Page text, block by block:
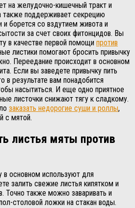
на желудочно-кишечный тракт и
также поддерживает секрецию
борется со вздутием живота и
за счет своих фитонцидов. Вы
в качестве первой помощи против
листики помогают бросить привычку
Переедание происходит в основном
Если вы заведете привычку пить
в результате вам понадобится
насытиться. И еще одно приятное
листочки снижают тягу к сладкому.
заказать недорогие суши и роллы,
с мятой.
листья мяты против
основном используют для
залить свежие листья кипятком и
Точно также можно заваривать и
столовой ложки на стакан воды.